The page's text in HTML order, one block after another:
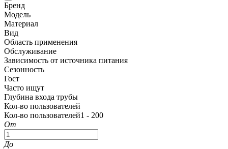
Бренд
Модель
Материал
Вид
Область применения
Обслуживание
Зависимость от источника питания
Сезонность
Гост
Часто ищут
Глубина входа трубы
Кол-во пользователей
Кол-во пользователей1 - 200
От
До